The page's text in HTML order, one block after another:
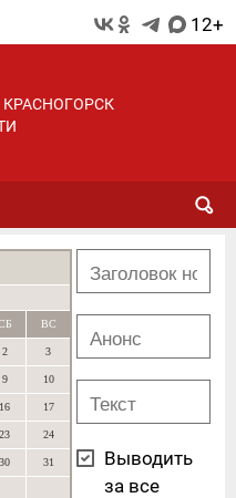
12+
ВС
2 3
9 10
16 17
23 24
30 31
Выводить
за все